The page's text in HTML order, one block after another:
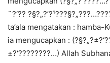
¨?‘??
ta’ala mengatakan :
ia mengucapkan :
±?‘???­?????…) Allah